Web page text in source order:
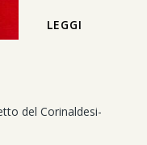
LEGGI
del Corinaldesi-